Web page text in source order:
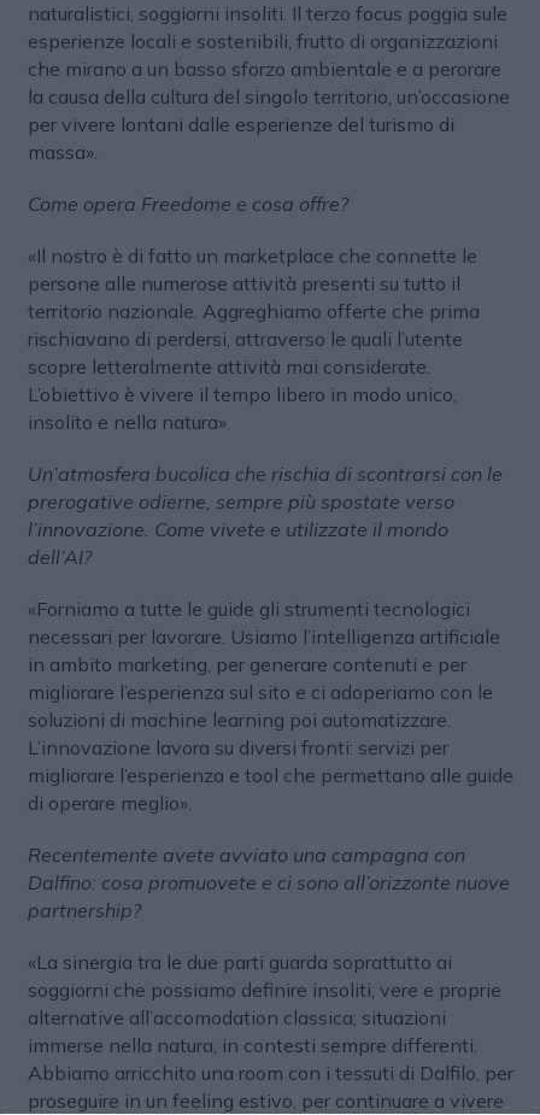
naturalistici, soggiorni insoliti. Il terzo focus poggia sule
esperienze locali e sostenibili, frutto di organizzazioni
che mirano a un basso sforzo ambientale e a perorare
la causa della cultura del singolo territorio, un’occasione
per vivere lontani dalle esperienze del turismo di
massa».
Come opera Freedome e cosa offre?
«Il nostro è di fatto un marketplace che connette le
persone alle numerose attività presenti su tutto il
territorio nazionale. Aggreghiamo offerte che prima
rischiavano di perdersi, attraverso le quali l’utente
scopre letteralmente attività mai considerate.
L’obiettivo è vivere il tempo libero in modo unico,
insolito e nella natura».
Un’atmosfera bucolica che rischia di scontrarsi con le
prerogative odierne, sempre più spostate verso
l’innovazione. Come vivete e utilizzate il mondo
dell’AI?
«Forniamo a tutte le guide gli strumenti tecnologici
necessari per lavorare. Usiamo l’intelligenza artificiale
in ambito marketing, per generare contenuti e per
migliorare l’esperienza sul sito e ci adoperiamo con le
soluzioni di machine learning poi automatizzare.
L’innovazione lavora su diversi fronti: servizi per
migliorare l’esperienza e tool che permettano alle guide
di operare meglio».
Recentemente avete avviato una campagna con
Dalfino: cosa promuovete e ci sono all’orizzonte nuove
partnership?
«La sinergia tra le due parti guarda soprattutto ai
soggiorni che possiamo definire insoliti, vere e proprie
alternative all’accomodation classica; situazioni
immerse nella natura, in contesti sempre differenti.
Abbiamo arricchito una room con i tessuti di Dalfilo, per
proseguire in un feeling estivo, per continuare a vivere